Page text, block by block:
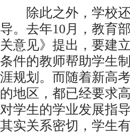
除此之外，学校还
导。去年10月，教育
关意见》提出，要建
条件的教师帮助学生
涯规划。而随着新高
的地区，都已经要求
对学生的学业发展指
其实关系密切，学生